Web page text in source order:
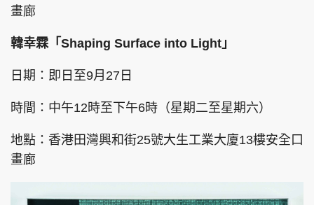
畫廊
韓幸霖「Shaping Surface into Light」
日期：即日至9月27日
時間：中午12時至下午6時（星期二至星期六）
地點：香港田灣興和街25號大生工業大廈13樓安全口
畫廊